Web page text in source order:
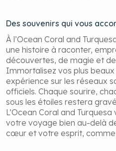
Des souvenirs qui vous
À l’Ocean Coral and
une histoire à raconter,
découvertes, de magie et
Immortalisez vos plus
expérience sur les réseaux
officiels. Chaque sourire,
sous les étoiles restera
L’Ocean Coral and
votre voyage bien au-delà
cœur et votre esprit, comme